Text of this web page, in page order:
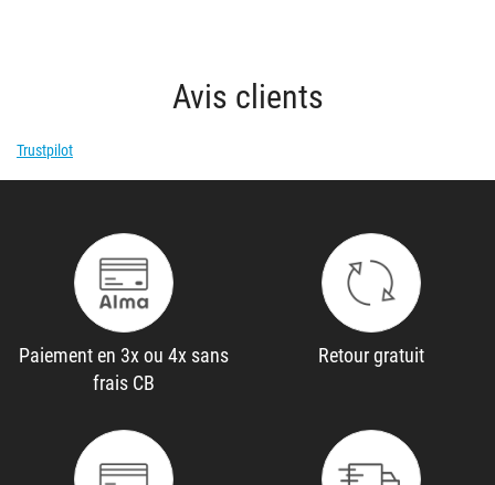
Avis clients
Trustpilot
Paiement en 3x ou 4x sans
frais CB
Retour gratuit